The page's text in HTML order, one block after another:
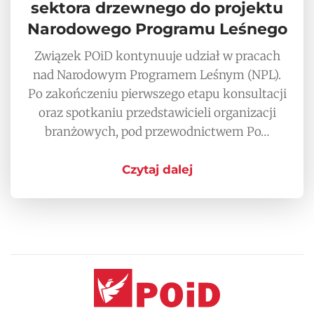
sektora drzewnego do projektu
Narodowego Programu Leśnego
Związek POiD kontynuuje udział w pracach
nad Narodowym Programem Leśnym (NPL).
Po zakończeniu pierwszego etapu konsultacji
oraz spotkaniu przedstawicieli organizacji
branżowych, pod przewodnictwem Po…
Czytaj dalej